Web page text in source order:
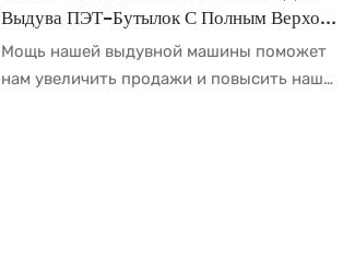
Выдува ПЭТ-Бутылок С Полным Верхом,
Производство, Литье Под Давлением, 5
Л, 6 Гнезд, Производитель, Завод, Литье
Мощь нашей выдувной машины поможет
нам увеличить продажи и повысить нашу